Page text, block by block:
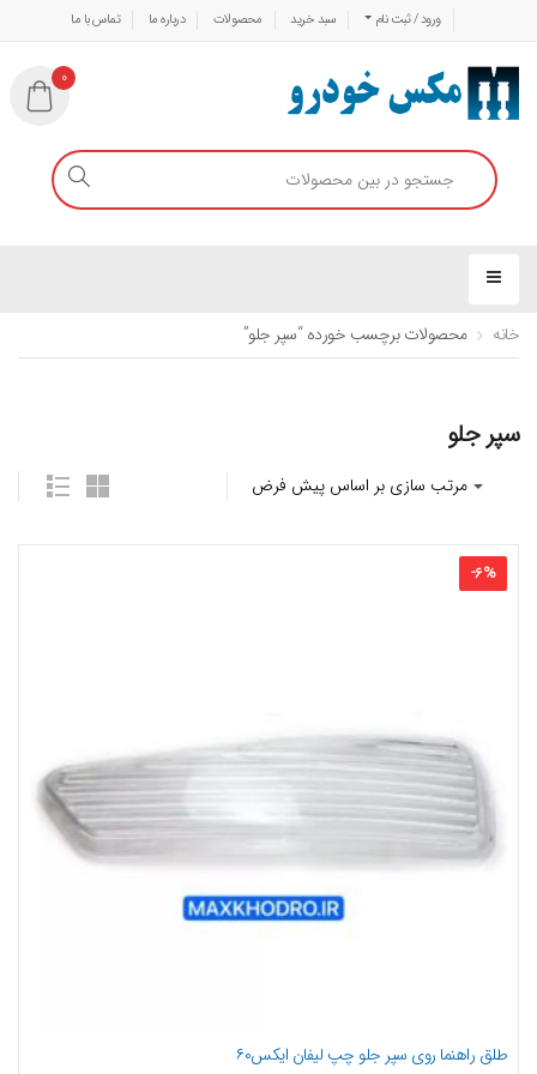
ورود / ثبت نام سبد خرید محصولات درباره ما تماس با ما
0
خانه محصولات برچسب خورده “سپر جلو”
سپر جلو
-6%
طلق راهنما روی سپر جلو چپ لیفان ایکس۶۰